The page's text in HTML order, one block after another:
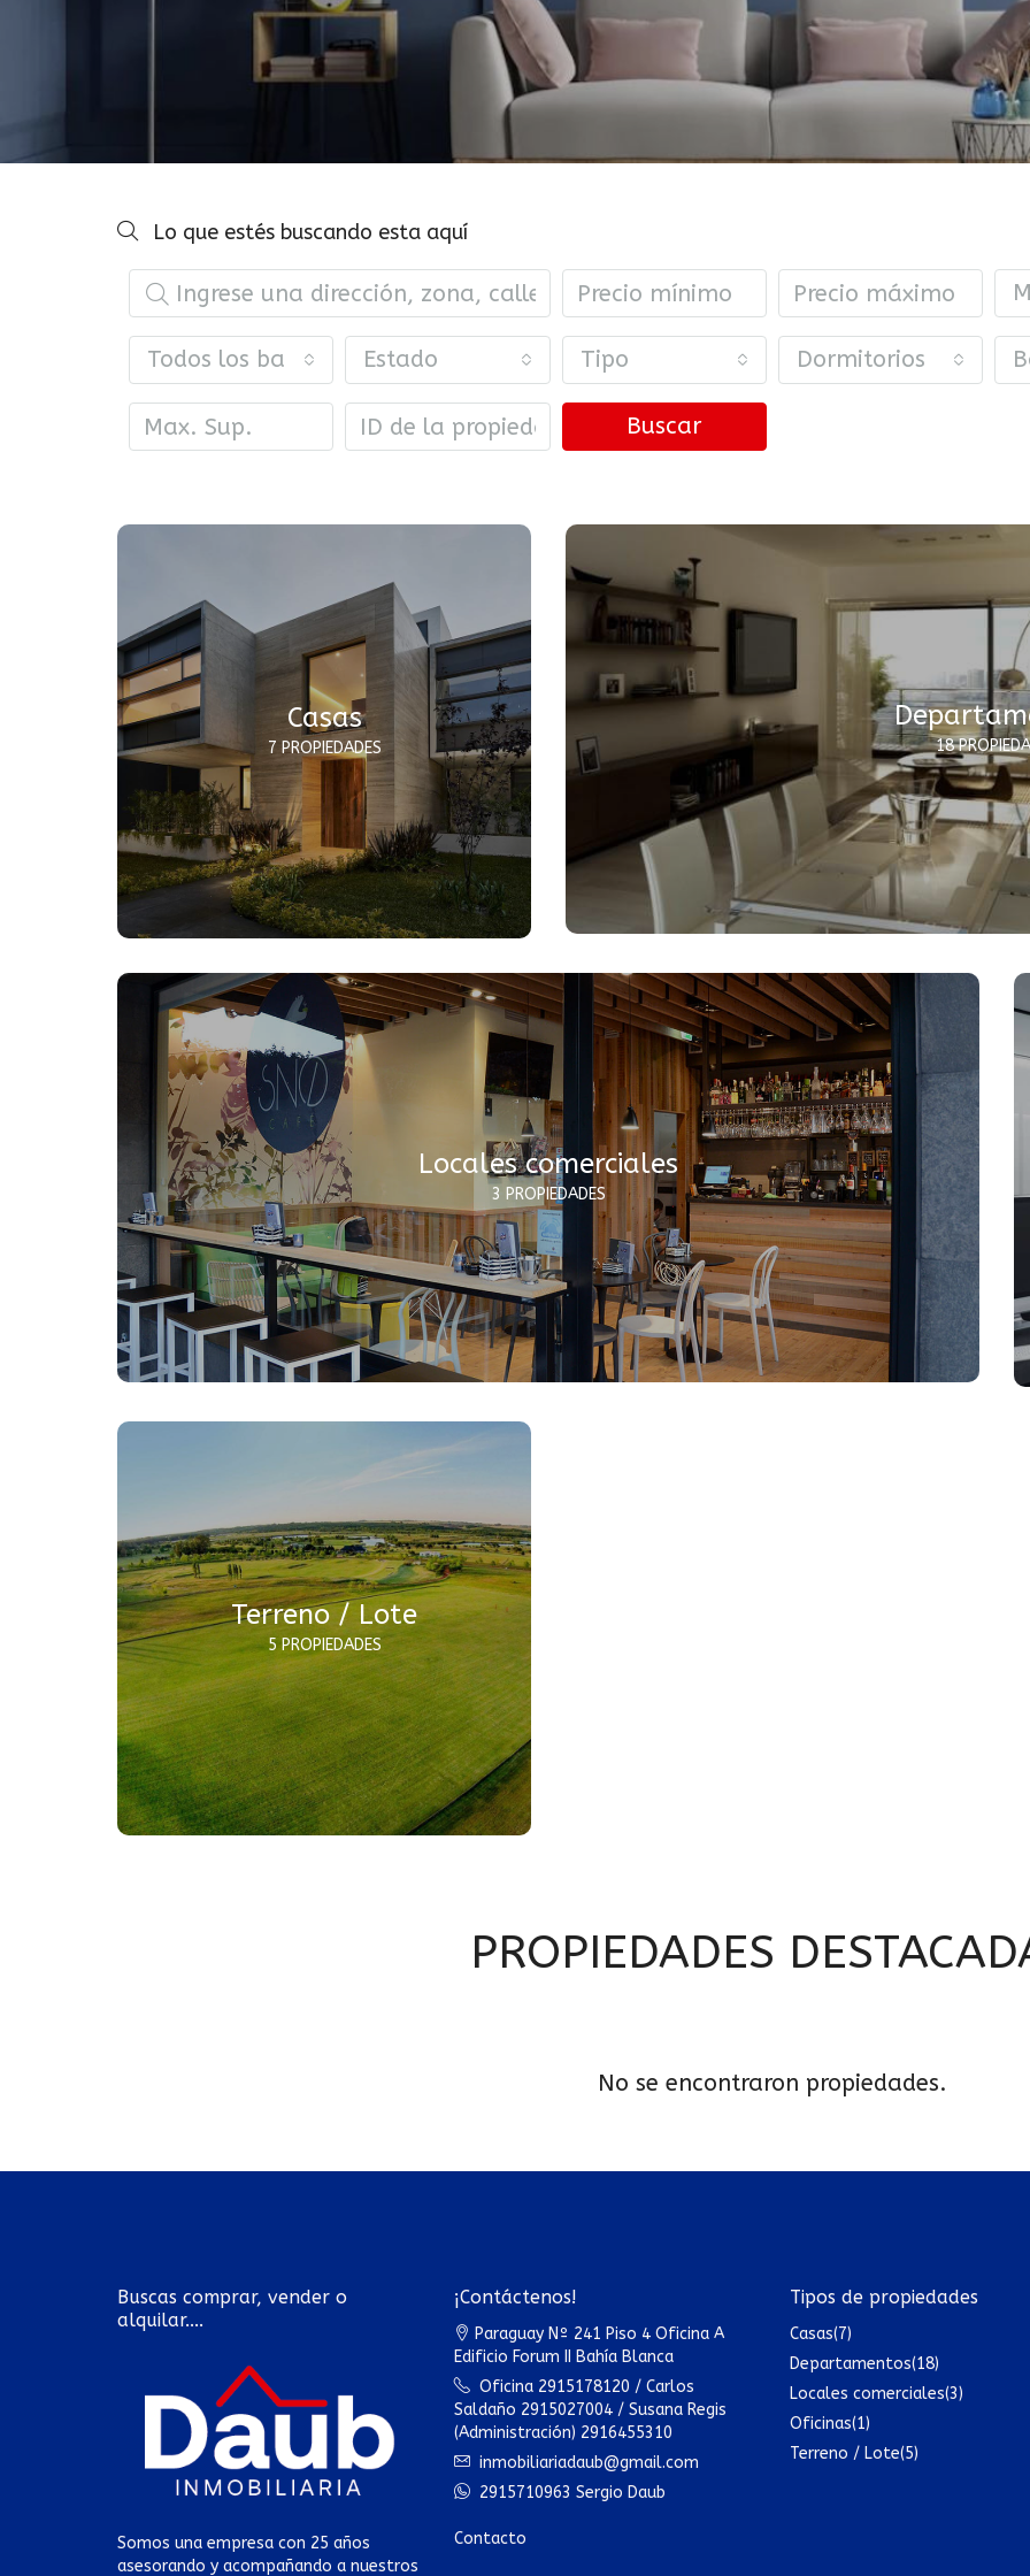
Lo que estés buscando esta aquí
Todos los barrios Estado Tipo Dormitorios
Buscar
Casas
7 PROPIEDADES 18
Locales comerciales
3 PROPIEDADES
Terreno / Lote
5 PROPIEDADES
PROPIEDADES
No se encontraron propiedades.
Buscas comprar, vender o
alquilar....
Somos una empresa con 25 años
asesorando y acompañando a nuestros
¡Contáctenos!
Paraguay Nº 241 Piso 4 Oficina A
Edificio Forum II Bahía Blanca
Oficina 2915178120 / Carlos
Saldaño 2915027004 / Susana Regis
(Administración) 2916455310
inmobiliariadaub@gmail.com
2915710963 Sergio Daub
Contacto
Tipos de propiedades
Casas(7)
Departamentos(18)
Locales comerciales(3)
Oficinas(1)
Terreno / Lote(5)